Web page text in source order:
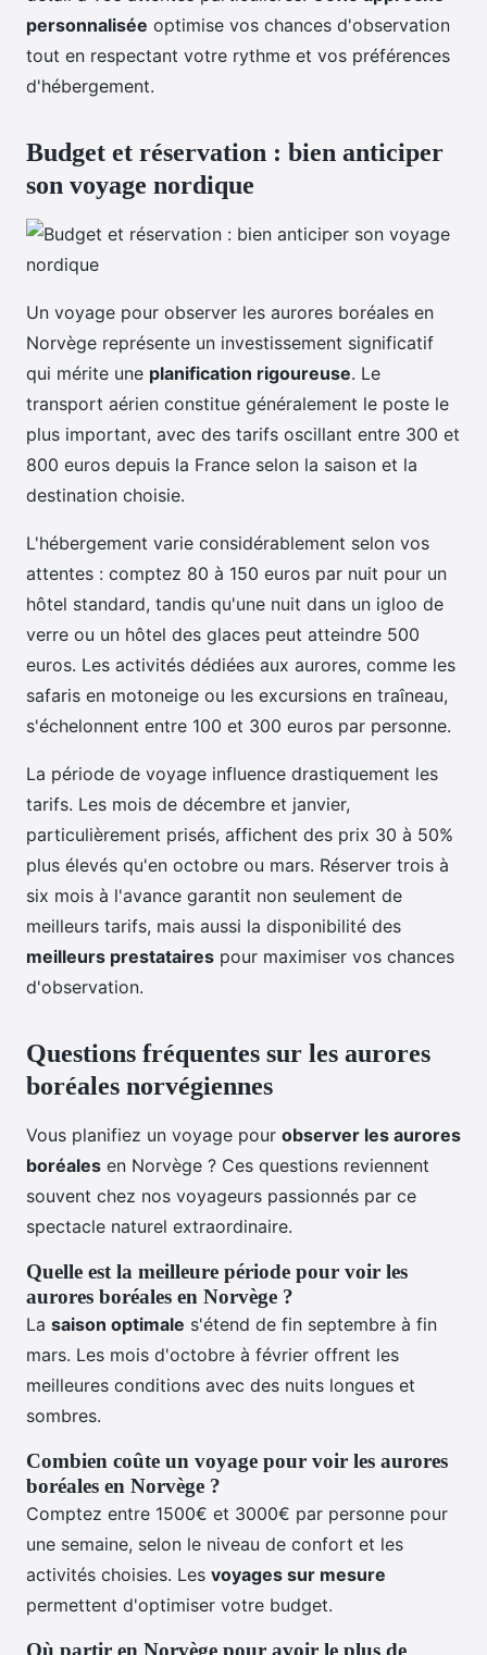
personnalisée optimise vos chances d'observation
tout en respectant votre rythme et vos préférences
d'hébergement.
Budget et réservation : bien anticiper
son voyage nordique
Un voyage pour observer les aurores boréales en
Norvège représente un investissement significatif
qui mérite une planification rigoureuse. Le
transport aérien constitue généralement le poste le
plus important, avec des tarifs oscillant entre 300 et
800 euros depuis la France selon la saison et la
destination choisie.
L'hébergement varie considérablement selon vos
attentes : comptez 80 à 150 euros par nuit pour un
hôtel standard, tandis qu'une nuit dans un igloo de
verre ou un hôtel des glaces peut atteindre 500
euros. Les activités dédiées aux aurores, comme les
safaris en motoneige ou les excursions en traîneau,
s'échelonnent entre 100 et 300 euros par personne.
La période de voyage influence drastiquement les
tarifs. Les mois de décembre et janvier,
particulièrement prisés, affichent des prix 30 à 50%
plus élevés qu'en octobre ou mars. Réserver trois à
six mois à l'avance garantit non seulement de
meilleurs tarifs, mais aussi la disponibilité des
meilleurs prestataires pour maximiser vos chances
d'observation.
Questions fréquentes sur les aurores
boréales norvégiennes
Vous planifiez un voyage pour observer les aurores
boréales en Norvège ? Ces questions reviennent
souvent chez nos voyageurs passionnés par ce
spectacle naturel extraordinaire.
Quelle est la meilleure période pour voir les
aurores boréales en Norvège ?
La saison optimale s'étend de fin septembre à fin
mars. Les mois d'octobre à février offrent les
meilleures conditions avec des nuits longues et
sombres.
Combien coûte un voyage pour voir les aurores
boréales en Norvège ?
Comptez entre 1500€ et 3000€ par personne pour
une semaine, selon le niveau de confort et les
activités choisies. Les voyages sur mesure
permettent d'optimiser votre budget.
Où partir en Norvège pour avoir le plus de